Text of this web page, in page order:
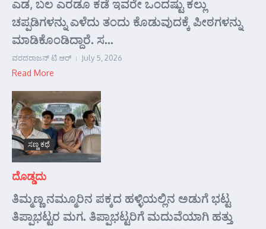
ಎಡ, ಬಲ ಎರಡೂ ಕಡೆ ಇವರೇ ಒಂದಷ್ಟು ಕಲ್ಲು
ಚಪ್ಪಡಿಗಳನ್ನು ಎಳೆದು ತಂದು ಕೊಡುವುದಕ್ಕೆ ಪೀಠಗಳನ್ನು
ಮಾಡಿಕೊಂಡಿದ್ದಾರೆ. ಸ...
ವರದರಾಜನ್ ಟಿ ಆರ್ July 5, 2026
Read More
ಸಣ್ಣ ಕಥೆ
ದೊಡ್ಡದು
ತಿಮ್ಮಣ್ಣ ನಮ್ಮೂರಿನ ಪಕ್ಕದ ಹಳ್ಳಿಯಲ್ಲಿನ ಅಡುಗೆ ಭಟ್ಟ
ತಿಪ್ಪಾಭಟ್ಟರ ಮಗ. ತಿಪ್ಪಾಭಟ್ಟರಿಗೆ ಮದುವೆಯಾಗಿ ಹತ್ತು